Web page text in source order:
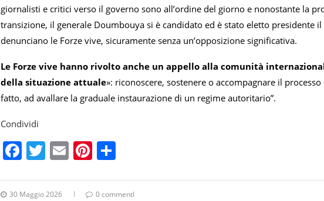
giornalisti e critici verso il governo sono all’ordine del giorno e nonostante la
transizione, il generale Doumbouya si è candidato ed è stato eletto presidente
denunciano le Forze vive, sicuramente senza un’opposizione significativa.
Le Forze vive hanno rivolto anche un appello alla comunità
della situazione attuale»: riconoscere, sostenere o accompagnare il
fatto, ad avallare la graduale instaurazione di un regime autoritario”.
Condividi
Facebook
Twitter
EmailPinterest
30 Maggio 2026 0 commentI